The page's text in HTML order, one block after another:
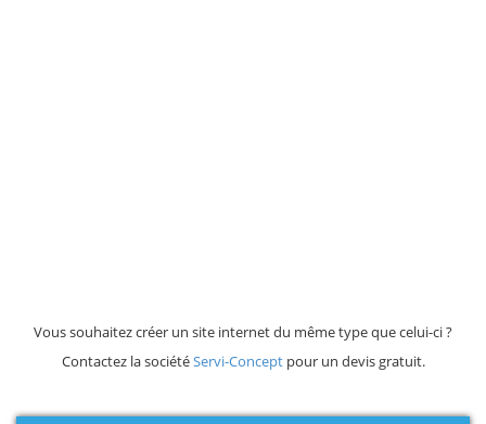
Vous souhaitez créer un site internet du même type que celui-ci ?
Contactez la sociétéServi-Conceptpour un devis gratuit.